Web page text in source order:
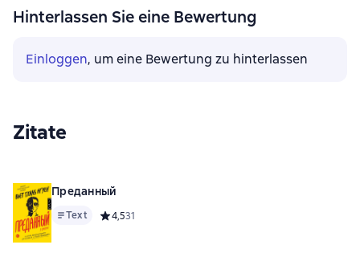
Hinterlassen Sie eine Bewertung
Einloggen, um eine Bewertung zu hinterlassen
Zitate
Преданный
Text Средний рейтинг 4,5 на основе 31 оценок
4,531